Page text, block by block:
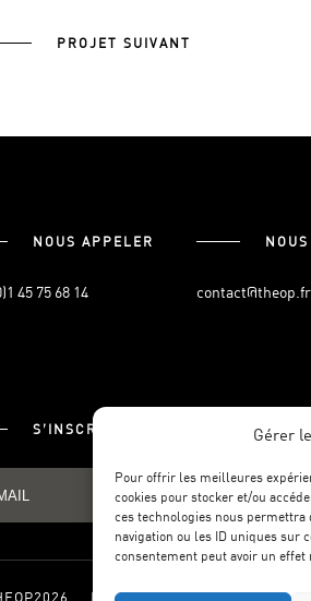
Gérer
Pour offrir les meilleures
cookies pour stocker et/ou
ces technologies nous
navigation ou les ID uniques sur
consentement peut avoir un
PROJET SUIVANT
NOUS APPELER
45 75 68 14 contact@theop.fr
S’INSCRIRE À LA NEWSLETTER
MENTIONS LÉGALES.